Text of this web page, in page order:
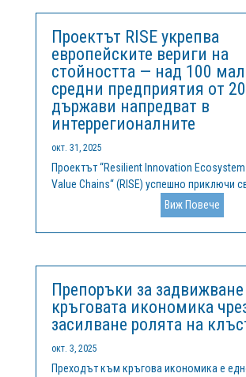
Проектът RISE укрепва
европейските вериги на
стойността — над 100
средни предприятия от 20
държави напредват в
интеррегионалните
окт. 31, 2025
Проектът “Resilient Innovation
Value Chains“ (RISE) успешно приключи
двугодишна мисия за ускоряване на
сътрудничеството, изграждането на
готовността за инвестиции в
за...
Виж Повече
Препоръки за
кръговата икономика
засилване ролята на
окт. 3, 2025
Преходът към кръгова икономика е